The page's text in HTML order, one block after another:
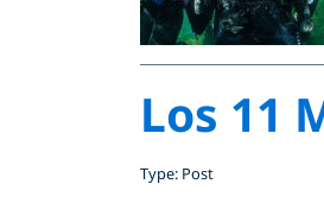
Los 11
Type: Post